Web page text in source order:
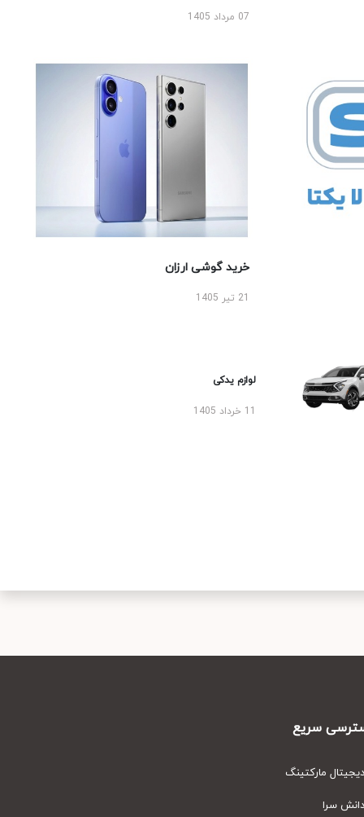
07 مرداد 1405
خرید گوشی ارزان
لوازم یدکی
سریع
مارکتینگ
سرا